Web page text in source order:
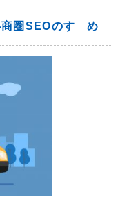
圏SEOのすゝめ